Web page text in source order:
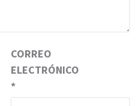
CORREO
ELECTRÓNICO
*